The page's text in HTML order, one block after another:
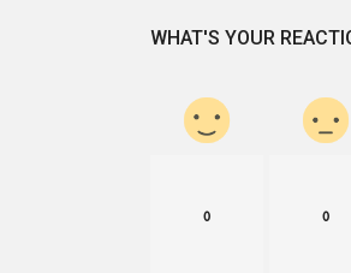
WHAT'S YOUR
0 0